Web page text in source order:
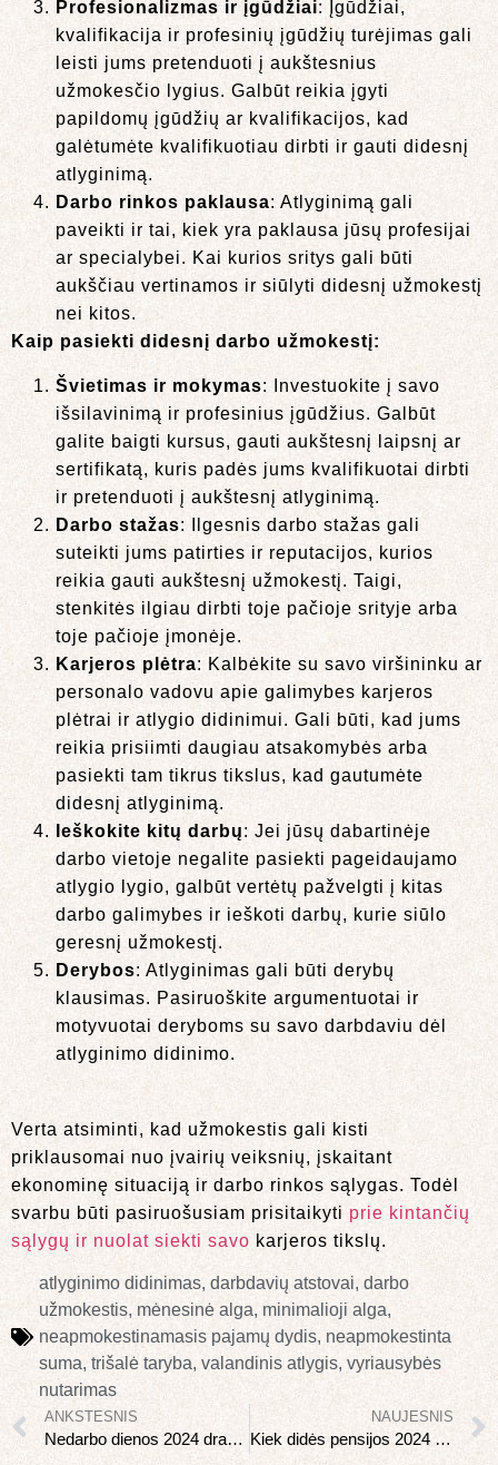
Profesionalizmas ir įgūdžiai: Įgūdžiai,
kvalifikacija ir profesinių įgūdžių turėjimas gali
leisti jums pretenduoti į aukštesnius
užmokesčio lygius. Galbūt reikia įgyti
papildomų įgūdžių ar kvalifikacijos, kad
galėtumėte kvalifikuotiau dirbti ir gauti didesnį
atlyginimą.
Darbo rinkos paklausa: Atlyginimą gali
paveikti ir tai, kiek yra paklausa jūsų profesijai
ar specialybei. Kai kurios sritys gali būti
aukščiau vertinamos ir siūlyti didesnį užmokestį
nei kitos.
Kaip pasiekti didesnį darbo užmokestį:
Švietimas ir mokymas: Investuokite į savo
išsilavinimą ir profesinius įgūdžius. Galbūt
galite baigti kursus, gauti aukštesnį laipsnį ar
sertifikatą, kuris padės jums kvalifikuotai dirbti
ir pretenduoti į aukštesnį atlyginimą.
Darbo stažas: Ilgesnis darbo stažas gali
suteikti jums patirties ir reputacijos, kurios
reikia gauti aukštesnį užmokestį. Taigi,
stenkitės ilgiau dirbti toje pačioje srityje arba
toje pačioje įmonėje.
Karjeros plėtra: Kalbėkite su savo viršininku ar
personalo vadovu apie galimybes karjeros
plėtrai ir atlygio didinimui. Gali būti, kad jums
reikia prisiimti daugiau atsakomybės arba
pasiekti tam tikrus tikslus, kad gautumėte
didesnį atlyginimą.
Ieškokite kitų darbų: Jei jūsų dabartinėje
darbo vietoje negalite pasiekti pageidaujamo
atlygio lygio, galbūt vertėtų pažvelgti į kitas
darbo galimybes ir ieškoti darbų, kurie siūlo
geresnį užmokestį.
Derybos: Atlyginimas gali būti derybų
klausimas. Pasiruoškite argumentuotai ir
motyvuotai deryboms su savo darbdaviu dėl
atlyginimo didinimo.
Verta atsiminti, kad užmokestis gali kisti
priklausomai nuo įvairių veiksnių, įskaitant
ekonominę situaciją ir darbo rinkos sąlygas. Todėl
svarbu būti pasiruošusiam prisitaikyti prie kintančių
sąlygų ir nuolat siekti savo karjeros tikslų.
atlyginimo didinimas, darbdavių atstovai, darbo
užmokestis, mėnesinė alga, minimalioji alga,
neapmokestinamasis pajamų dydis, neapmokestinta
suma, trišalė taryba, valandinis atlygis, vyriausybės
nutarimas
ANKSTESNIS
Nedarbo dienos 2024 drakono metais
NAUJESNIS
Kiek didės pensijos 2024 metais?